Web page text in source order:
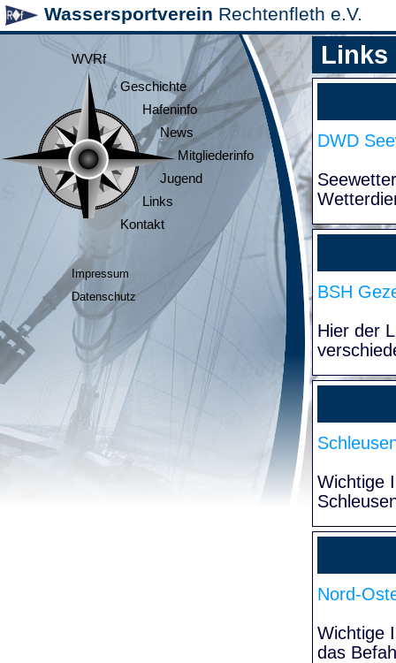
Wassersportverein Rechtenfleth e.V.
WVRf
Geschichte
Hafeninfo
News
Mitgliederinfo
Jugend
Links
Kontakt
Impressum
Datenschutz
Links
DWD
BSH
Hier der
Wichtige
Nord-
Wichtige
das